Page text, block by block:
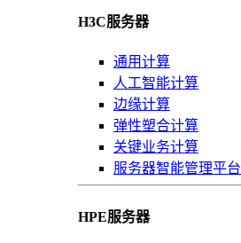
H3C服务器
通用计算
人工智能计算
边缘计算
弹性塑合计算
关键业务计算
服务器智能管理平台
HPE服务器